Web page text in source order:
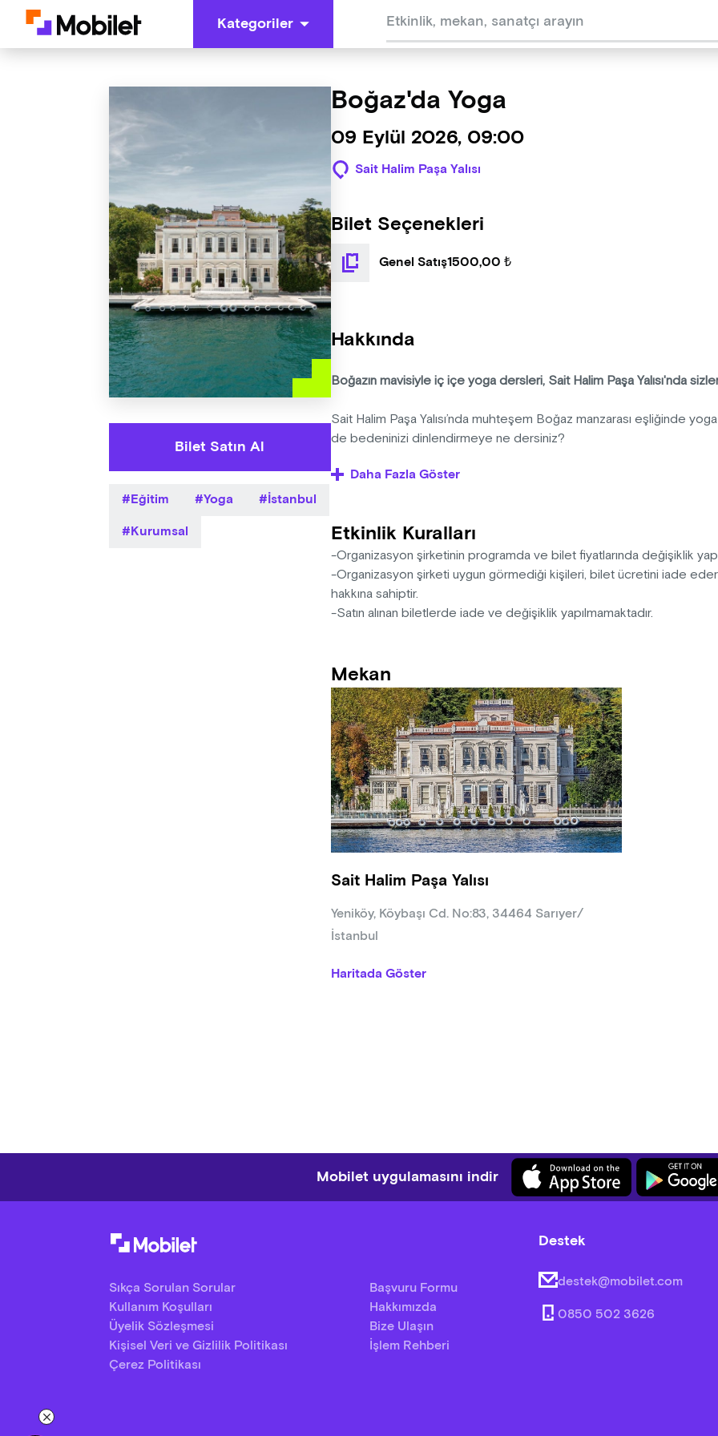
Kategoriler
Bilet Satın Al
Eğitim Yoga
İstanbul
Kurumsal
Boğaz'da Yoga
09 Eylül 2026, 09:00
Sait Halim Paşa Yalısı
Bilet Seçenekleri
Genel Satış1500,00 ₺
Hakkında
Boğazın mavisiyle iç içe yoga dersleri, Sait Halim Paşa Yalısı'nda
Sait Halim Paşa Yalısı’nda muhteşem Boğaz manzarası eşliğinde
de bedeninizi dinlendirmeye ne dersiniz?
Boğaz’ın en güzel yapılarından Sait Halim Paşa Yalısı’nda, Boğazın
gerçekleşecek.
Yoga matlarının katılımcılar tarafından getirilmesini rica ederiz.
Betül Eroğlu
pratiğini derinleştirmek ve eğitmenlik yolunda ilerlemek için alanında
fırsatı buldu ve çeşitli uzmanlık programlarına katıldı.
• Yara Ulcay ile 200 Saat Hatha Yoga Uzmanlaşma Programı (2015)
• Deniz Zambak ile 80 Saat Mentorlük Programı (2015)
• Şaylan Yılmaz ile 60 Saat Hamile Yoga Uzmanlık Programı (2018)
• Hart Lazer ile 500 Saat İleri Seviye Uzmanlık Programı (2020)
• Soner Özsu ile 96 Saat Fasya Anatomi ve Kinesiyoloji Eğitimi (2022)
• Ürün Kurtiç ile 40 Saat Vinyasa Krama Eğitimi (2023)
• Rida Kıraşı ile Farkındalıklar, Güçlenme ve Meditasyon Eğitimi (2024)
Betül, 1,5 yıl sürecek ve derinlemesine bir uzmanlık sunan 300
Daha Fazla Göster
Etkinlik Kuralları
-Organizasyon şirketinin programda ve bilet fiyatlarında değişiklik
-Organizasyon şirketi uygun görmediği kişileri, bilet ücretini iade
hakkına sahiptir.
-Satın alınan biletlerde iade ve değişiklik yapılmamaktadır.
Mekan
Sait Halim Paşa Yalısı
Yeniköy, Köybaşı Cd. No:83, 34464 Sarıyer/
İstanbul
Haritada Göster
Mobilet uygulamasını indir
Sıkça Sorulan Sorular
Kullanım Koşulları
Üyelik Sözleşmesi
Kişisel Veri ve Gizlilik Politikası
Çerez Politikası
Başvuru Formu
Hakkımızda
Bize Ulaşın
İşlem Rehberi
Destek
destek@mobilet.com
0850 502 3626